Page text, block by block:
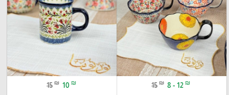
15 ₪ 8 - 12 ₪
15 ₪ 10 ₪